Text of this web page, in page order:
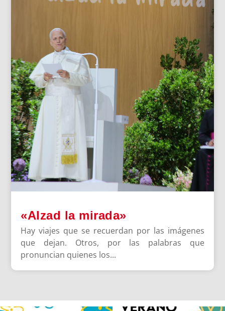
«Alzad la mirada»
Hay viajes que se recuerdan por las imágenes
que dejan. Otros, por las palabras que
pronuncian quienes los...